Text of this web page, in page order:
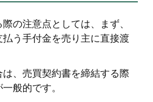
の注意点としては、まず、
う手付金を売り主に直接渡
、売買契約書を締結する際
般的です。